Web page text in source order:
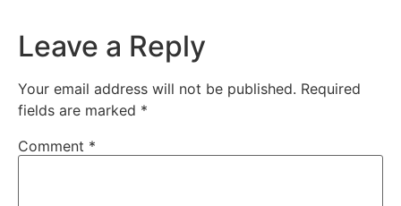
Leave a Reply
Your email address will not be published. Required
fields are marked *
Comment *